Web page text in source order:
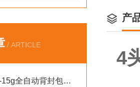
/ ARTICLE
小型樟脑丸颗粒1-15g全自动背封包装机哪家好
产
4